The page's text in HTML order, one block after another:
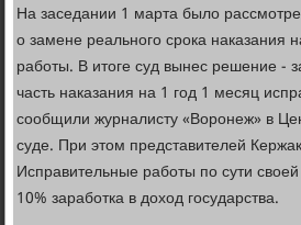
На заседании 1 марта было
о замене реального срока наказания
работы. В итоге суд вынес решение -
часть наказания на 1 год 1 месяц
сообщили журналисту «Воронеж» в
суде. При этом представителей
Исправительные работы по сути
10% заработка в доход государства.